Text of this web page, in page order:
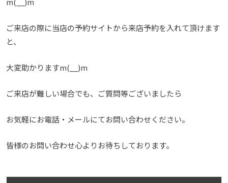
ご来店の際に当店の予約サイトから来店予約を入れて頂けます
と、
大変助かりますm(__)m
ご来店が難しい場合でも、ご質問等ございましたら
お気軽にお電話・メールにてお問い合わせください。
皆様のお問い合わせ心よりお待ちしております。